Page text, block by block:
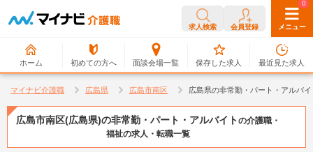
求人検索 会員登録 メニュー
ホーム 初めての方へ 面談会場一覧
0
保存した求人
0
最近見た求人
マイナビ介護職 広島県 広島市南区 広島県の非常勤・パート・アルバ
広島市南区(広島県)の非常勤・パート・アルバイトの介護職・
福祉の求人・転職一覧